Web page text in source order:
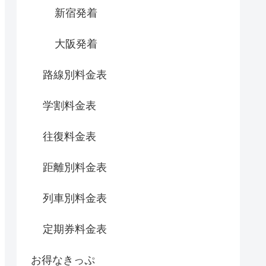
新宿発着
大阪発着
路線別料金表
学割料金表
往復料金表
距離別料金表
列車別料金表
定期券料金表
お得なきっぷ